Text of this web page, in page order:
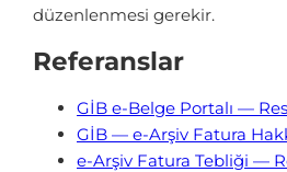
düzenlenmesi gerekir.
Referanslar
GİB e-Belge Portalı —
GİB — e-Arşiv Fatura
e-Arşiv Fatura Tebliği —